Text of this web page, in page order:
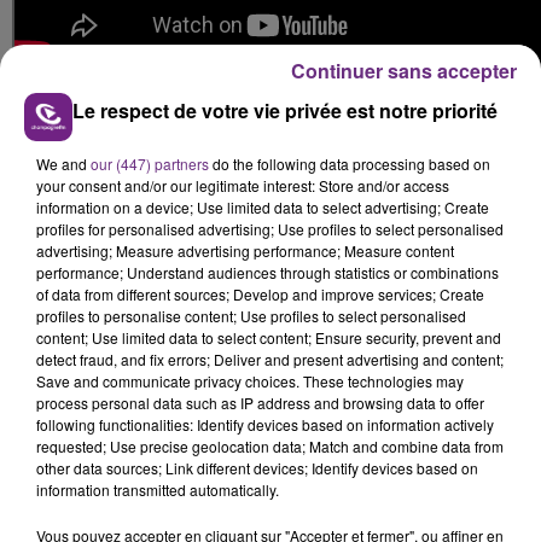
5 - Perfect Illusion
Trois années plus tard, en
Illusion" sort.
Enmoins de 24hce tube se classe à lapremière
placedes ventes de singles sur lesplateformes de
téléchargement légales
Son clip s'estvisionnéà plus de117 millionsde fois.
Le respect de votre vie privée est notre priorité
We and our (447) partnersdo the following data processing based on
your consent and/or our legitimate interest: Store and/or access
information on a device; Use limited data to select advertising; Create
profiles for personalised advertising; Use profiles to select personalised
advertising; Measure advertising performance; Measure content
performance; Understand audiences through statistics or combinations
of data from different sources; Develop and improve services; Create
profiles to personalise content; Use profiles to select personalised
content; Use limited data to select content; Ensure security, prevent and
detect fraud, and fix errors; Deliver and present advertising and content;
Save and communicate privacy choices. These technologies may
process personal data such as IP address and browsing data to offer
following functionalities: Identify devices based on information actively
requested; Use precise geolocation data; Match and combine data from
other data sources; Link different devices; Identify devices based on
information transmitted automatically.
Vous pouvez accepter en cliquant sur "Accepter et fermer", ou affiner en
Continuer sans accepter